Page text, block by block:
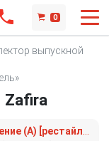
0
выпускной
Zafira